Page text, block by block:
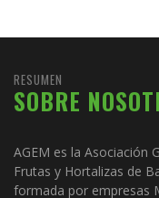
RESUMEN
SOBRE
AGEM es la Asociación
Frutas y Hortalizas de
formada por empresas